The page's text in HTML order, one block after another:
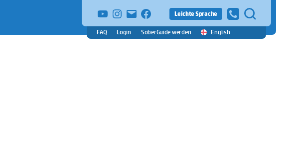
YouTubeInstagram
E-
Mail
facebook Leichte Sprache
FAQ Login SoberGuide werden English